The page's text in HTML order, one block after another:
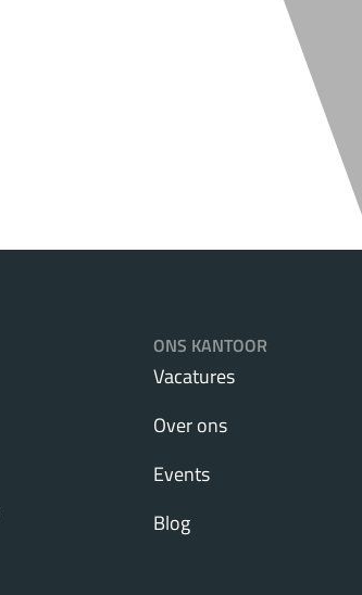
ONS KANTOOR
Vacatures
Over ons
Events
Blog